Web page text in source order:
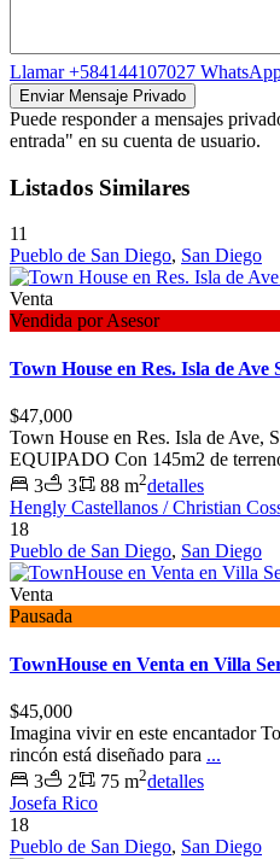
Llamar+584144107027
Puede responder a mensajes
entrada" en su cuenta de usuario.
Listados Similares
11
Pueblo de San Diego, San Diego
Venta
Vendida por Asesor
Town House en Res. Isla de Ave
$47,000
Town House en Res. Isla de Ave,
EQUIPADO Con 145m2 de
3
3 88 m2detalles
Hengly Castellanos / Christian
18
Pueblo de San Diego, San Diego
Venta
Pausada
TownHouse en Venta en Villa
$45,000
Imagina vivir en este encantador
rincón está diseñado para ...
3
2 75 m2detalles
Josefa Rico
18
Pueblo de San Diego, San Diego